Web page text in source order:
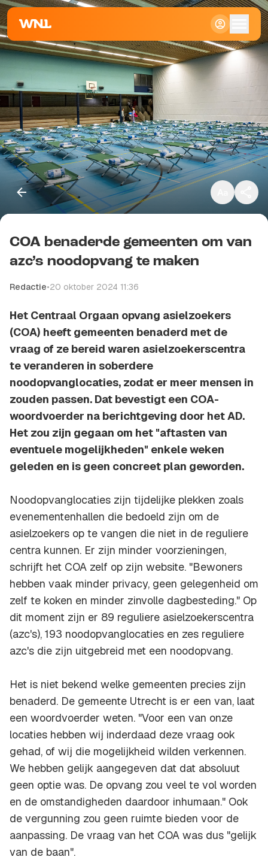
Klein
Standaard
Groot
Kopieer link
COA benaderde gemeenten om van
azc’s noodopvang te maken
Redactie•20 oktober 2024 11:36
Het Centraal Orgaan opvang asielzoekers
(COA) heeft gemeenten benaderd met de
vraag of ze bereid waren asielzoekerscentra
te veranderen in soberdere
noodopvanglocaties, zodat er meer mensen in
zouden passen. Dat bevestigt een COA-
woordvoerder na berichtgeving door het AD.
Het zou zijn gegaan om het "aftasten van
eventuele mogelijkheden" enkele weken
geleden en is geen concreet plan geworden.
Noodopvanglocaties zijn tijdelijke plekken zoals
evenementenhallen die bedoeld zijn om de
asielzoekers op te vangen die niet in de reguliere
centra kunnen. Er zijn minder voorzieningen,
schrijft het COA zelf op zijn website. "Bewoners
hebben vaak minder privacy, geen gelegenheid om
zelf te koken en minder zinvolle dagbesteding." Op
dit moment zijn er 89 reguliere asielzoekerscentra
(azc's), 193 noodopvanglocaties en zes reguliere
azc's die zijn uitgebreid met een noodopvang.
Het is niet bekend welke gemeenten precies zijn
benaderd. De gemeente Utrecht is er een van, laat
een woordvoerder weten. "Voor een van onze
locaties hebben wij inderdaad deze vraag ook
gehad, of wij die mogelijkheid wilden verkennen.
We hebben gelijk aangegeven dat dat absoluut
geen optie was. De opvang zou veel te vol worden
en de omstandigheden daardoor inhumaan." Ook
de vergunning zou geen ruimte bieden voor de
aanpassing. De vraag van het COA was dus "gelijk
van de baan".